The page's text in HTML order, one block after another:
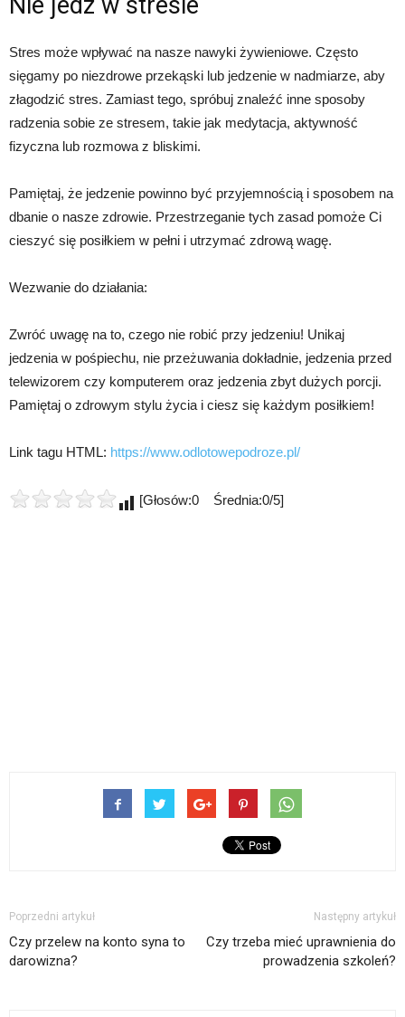
Stres może wpływać na nasze nawyki żywieniowe. Często
sięgamy po niezdrowe przekąski lub jedzenie w nadmiarze, aby
złagodzić stres. Zamiast tego, spróbuj znaleźć inne sposoby
radzenia sobie ze stresem, takie jak medytacja, aktywność
fizyczna lub rozmowa z bliskimi.
Pamiętaj, że jedzenie powinno być przyjemnością i sposobem na
dbanie o nasze zdrowie. Przestrzeganie tych zasad pomoże Ci
cieszyć się posiłkiem w pełni i utrzymać zdrową wagę.
Wezwanie do działania:
Zwróć uwagę na to, czego nie robić przy jedzeniu! Unikaj
jedzenia w pośpiechu, nie przeżuwania dokładnie, jedzenia przed
telewizorem czy komputerem oraz jedzenia zbyt dużych porcji.
Pamiętaj o zdrowym stylu życia i ciesz się każdym posiłkiem!
Link tagu HTML: https://www.odlotowepodroze.pl/
[Głosów:0 Średnia:0/5]
Poprzedni artykuł
Czy przelew na konto syna to
darowizna?
Następny artykuł
Czy trzeba mieć uprawnienia do
prowadzenia szkoleń?